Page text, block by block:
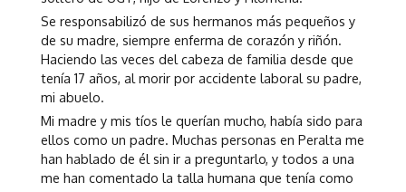
Se responsabilizó de sus hermanos más pequeños y
de su madre, siempre enferma de corazón y riñón.
Haciendo las veces del cabeza de familia desde que
tenía 17 años, al morir por accidente laboral su padre,
mi abuelo.
Mi madre y mis tíos le querían mucho, había sido para
ellos como un padre. Muchas personas en Peralta me
han hablado de él sin ir a preguntarlo, y todos a una
me han comentado la talla humana que tenía como